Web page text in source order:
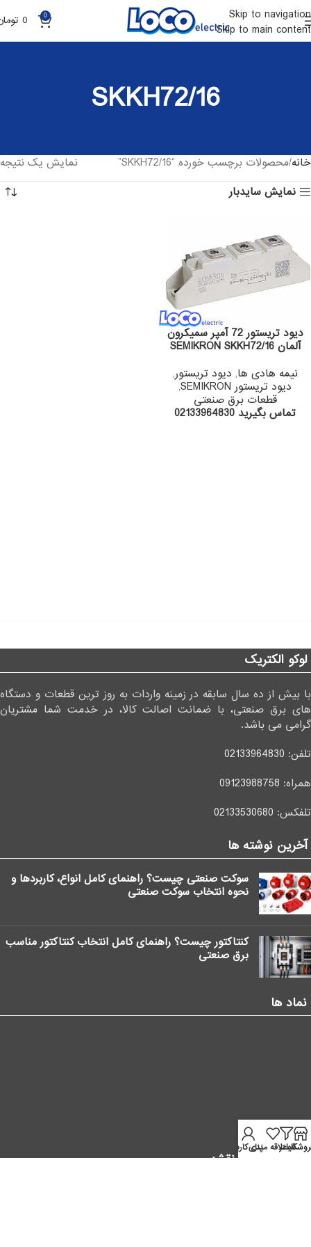
Skip to navigation
Skip to main content
0
0
SKKH72/16
خانه محصولات برچسب خورده “SKKH72/16”
نمایش یک نتیجه
نمایش سایدبار
دیود تریستور 72 آمپر سمیکرون
آلمان SEMIKRON SKKH72/16
نیمه هادی ها, دیود تریستور,
دیود تریستور SEMIKRON ,
قطعات برق صنعتی
تماس بگیرید 02133964830
لوکو الکتریک
با بیش از ده سال سابقه در زمینه واردات به روز ترین قطعات و دستگاه
های برق صنعتی، با ضمانت اصالت کالا، در خدمت شما مشتریان
گرامی می باشد.
تلفن: 02133964830
همراه: 09123988758
تلفکس: 02133530680
آخرین نوشته ها
سوکت صنعتی چیست؟ راهنمای کامل انواع، کاربردها و
نحوه انتخاب سوکت صنعتی
کنتاکتور چیست؟ راهنمای کامل انتخاب کنتاکتور مناسب
برق صنعتی
نماد ها
موقعیت ما در نقشه
فیلترعلاقه مندی
پنل کاربر